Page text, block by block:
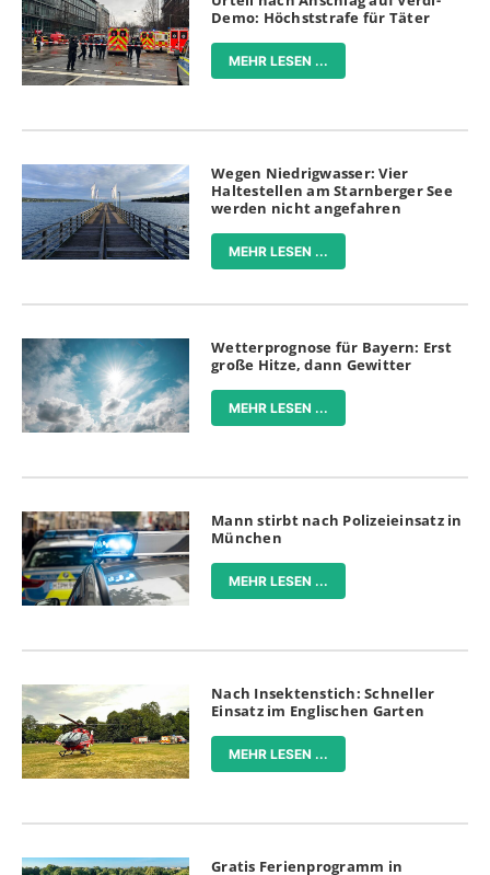
Demo: Höchststrafe für Täter
MEHR LESEN ...
Wegen Niedrigwasser: Vier
Haltestellen am Starnberger See
werden nicht angefahren
MEHR LESEN ...
Wetterprognose für Bayern: Erst
große Hitze, dann Gewitter
MEHR LESEN ...
Mann stirbt nach Polizeieinsatz in
München
MEHR LESEN ...
Nach Insektenstich: Schneller
Einsatz im Englischen Garten
MEHR LESEN ...
Gratis Ferienprogramm in